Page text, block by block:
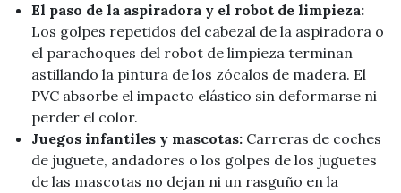
El paso de la aspiradora y el robot de limpieza:
Los golpes repetidos del cabezal de la aspiradora o
el parachoques del robot de limpieza terminan
astillando la pintura de los zócalos de madera. El
PVC absorbe el impacto elástico sin deformarse ni
perder el color.
Juegos infantiles y mascotas: Carreras de coches
de juguete, andadores o los golpes de los juguetes
de las mascotas no dejan ni un rasguño en la